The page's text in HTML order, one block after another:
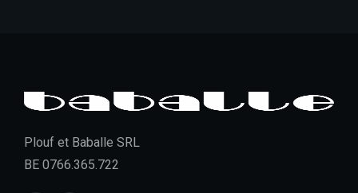
Plouf et Baballe SRL
BE 0766.365.722